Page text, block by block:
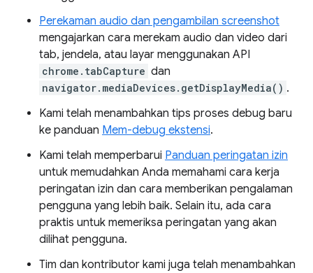
Perekaman audio dan pengambilan screenshot
mengajarkan cara merekam audio dan video dari
tab, jendela, atau layar menggunakan API
chrome.tabCapture dan
navigator.mediaDevices.getDisplayMedia() .
Kami telah menambahkan tips proses debug baru
ke panduan Mem-debug ekstensi.
Kami telah memperbarui Panduan peringatan izin
untuk memudahkan Anda memahami cara kerja
peringatan izin dan cara memberikan pengalaman
pengguna yang lebih baik. Selain itu, ada cara
praktis untuk memeriksa peringatan yang akan
dilihat pengguna.
Tim dan kontributor kami juga telah menambahkan